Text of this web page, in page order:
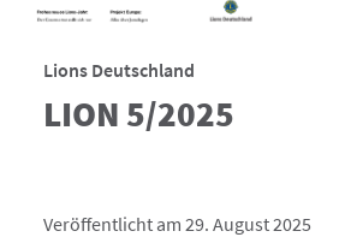
Lions Deutschland
LION 5/2025
Veröffentlicht am 29. August 2025